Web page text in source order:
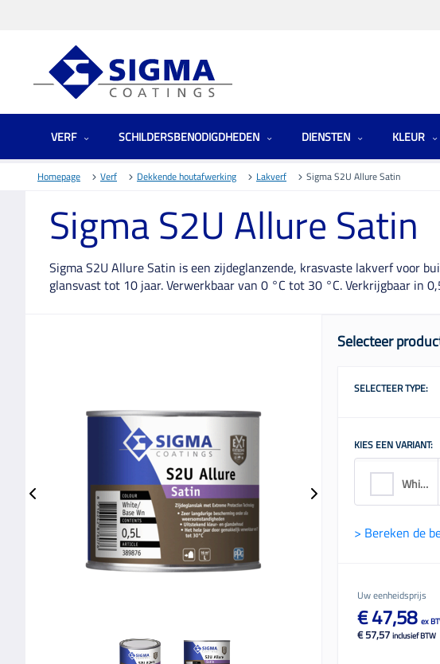
VERF SCHILDERSBENODIGDHEDEN DIENSTEN KLEUR
Homepage Verf Dekkende houtafwerking Lakverf Sigma S2U Allure Satin
Sigma S2U Allure Satin
Sigma S2U Allure Satin is een zijdeglanzende, krasvaste lakverf voor
glansvast tot 10 jaar. Verwerkbaar van 0 °C tot 30 °C. Verkrijgbaar in
Selecteer
SELECTEER TYPE:
KIES EEN VARIANT:
White / Base Wn
> Bereken de
Uw eenheidsprijs
€ 57,57 inclusief BTW
€ 47,58 ex